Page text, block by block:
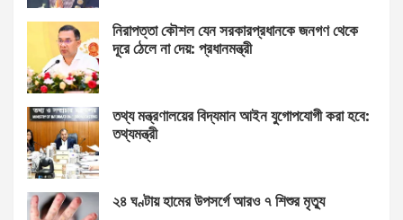
নিরাপত্তা কৌশল যেন সরকারপ্রধানকে জনগণ থেকে
দূরে ঠেলে না দেয়: প্রধানমন্ত্রী
তথ্য মন্ত্রণালয়ের বিদ্যমান আইন যুগোপযোগী করা হবে:
তথ্যমন্ত্রী
২৪ ঘণ্টায় হামের উপসর্গে আরও ৭ শিশুর মৃত্যু